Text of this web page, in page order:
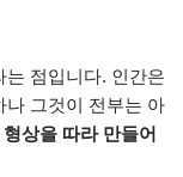
점입니다. 인간은
나 그것이 전부는 아
상을 따라 만들어